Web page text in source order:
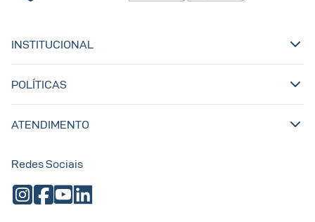
INSTITUCIONAL
POLÍTICAS
ATENDIMENTO
Redes Sociais